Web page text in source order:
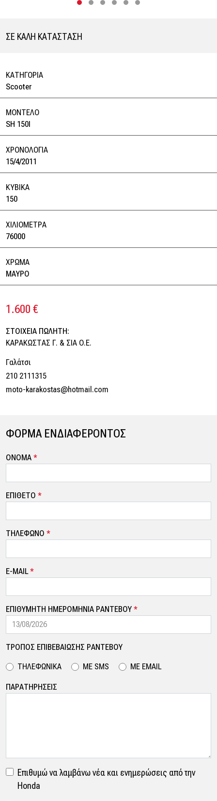
ΣΕ ΚΑΛΗ ΚΑΤΑΣΤΑΣΗ
ΚΑΤΗΓΟΡΙΑ
Scooter
ΜΟΝΤΕΛΟ
SH 150I
ΧΡΟΝΟΛΟΓΙΑ
15/4/2011
ΚΥΒΙΚΑ
150
ΧΙΛΙΟΜΕΤΡΑ
76000
ΧΡΩΜΑ
ΜΑΥΡΟ
1.600 €
ΣΤΟΙΧΕΙΑ ΠΩΛΗΤΗ:
ΚΑΡΑΚΩΣΤΑΣ Γ. & ΣΙΑ Ο.Ε.
Γαλάτσι
210 2111315
moto-karakostas@hotmail.com
ΦΟΡΜΑ ΕΝΔΙΑΦΕΡΟΝΤΟΣ
ΟΝΟΜΑ *
ΕΠΙΘΕΤΟ *
ΤΗΛΕΦΩΝΟ *
E-MAIL*
ΕΠΙΘΥΜΗΤΗ ΗΜΕΡΟΜΗΝΙΑ ΡΑΝΤΕΒΟΥ *
ΤΡΟΠΟΣ ΕΠΙΒΕΒΑΙΩΣΗΣ ΡΑΝΤΕΒΟΥ
ΤΗΛΕΦΩΝΙΚΑ ΜΕ SMS ΜΕ EMAIL
ΠΑΡΑΤΗΡΗΣΕΙΣ
Επιθυμώ να λαμβάνω νέα και ενημερώσεις από την
Honda